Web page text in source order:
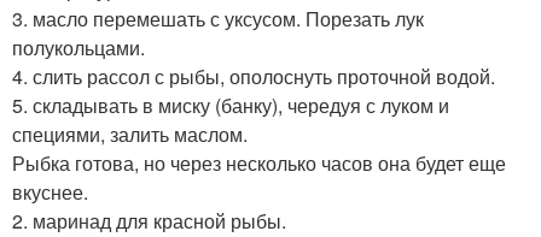
3. масло перемешать с уксусом. Порезать лук
полукольцами.
4. слить рассол с рыбы, ополоснуть проточной водой.
5. складывать в миску (банку), чередуя с луком и
специями, залить маслом.
Рыбка готова, но через несколько часов она будет еще
вкуснее.
2. маринад для красной рыбы.